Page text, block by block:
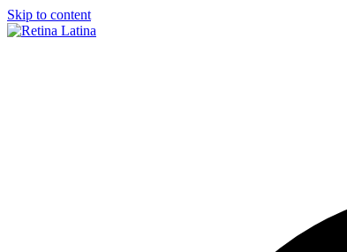
Skip to content